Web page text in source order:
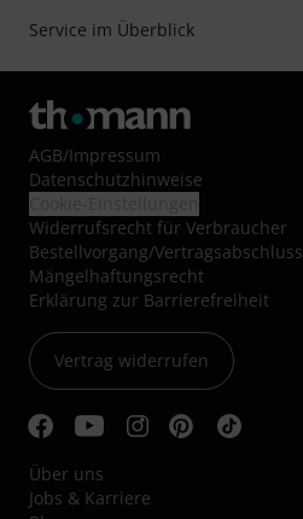
Service im Überblick
AGB/Impressum
Datenschutzhinweise
Widerrufsrecht für Verbraucher
Bestellvorgang/Vertragsabschluss
Mängelhaftungsrecht
Erklärung zur Barrierefreiheit
Vertrag widerrufen
Über uns
Jobs & Karriere